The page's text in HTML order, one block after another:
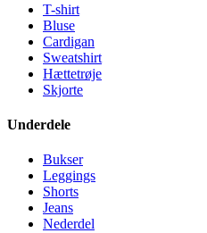
T-shirt
Bluse
Cardigan
Sweatshirt
Hættetrøje
Skjorte
Underdele
Bukser
Leggings
Shorts
Jeans
Nederdel